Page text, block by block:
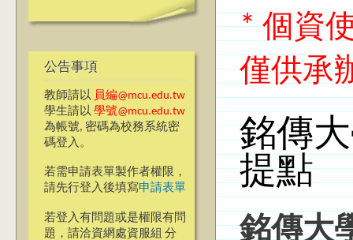
公告事項
教師請以 員編@mcu.edu.tw
學生請以 學號@mcu.edu.tw
為帳號, 密碼為校務系統密
碼登入。
若需申請表單製作者權限，
請先行登入後填寫申請表單
若登入有問題或是權限有問
題，請洽資網處資服組 分
您在這裡
* 個資
僅供承
銘傳
提點
銘傳大